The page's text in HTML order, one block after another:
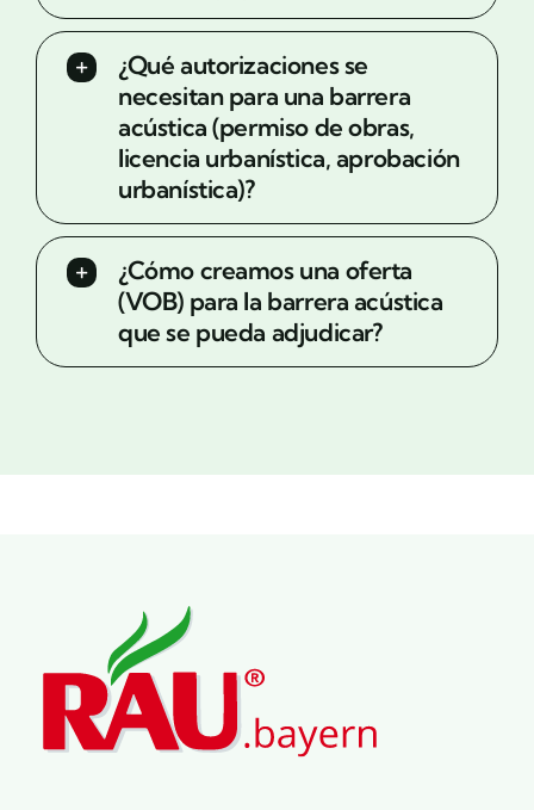
¿Qué autorizaciones se
necesitan para una barrera
acústica (permiso de obras,
licencia urbanística, aprobación
urbanística)?
¿Cómo creamos una oferta
(VOB) para la barrera acústica
que se pueda adjudicar?